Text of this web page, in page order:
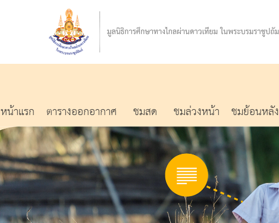
หน้าแรก ตารางออกอากาศ ชมสด ชมล่วงหน้า ชมย้อนหลัง